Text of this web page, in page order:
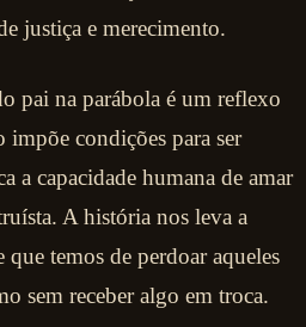
justiça e merecimento.
pai na parábola é um reflexo
impõe condições para ser
a capacidade humana de amar
A história nos leva a
que temos de perdoar aqueles
sem receber algo em troca.